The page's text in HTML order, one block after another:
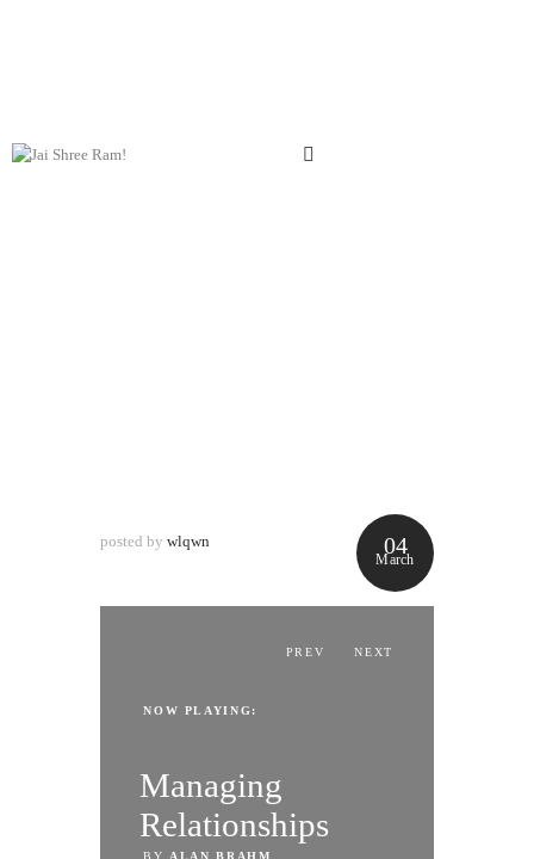
04
March
posted by wlqwn
NOW PLAYING:
Managing
Relationships
NOW PLAYING:
Managing
Relationships
PREV NEXT